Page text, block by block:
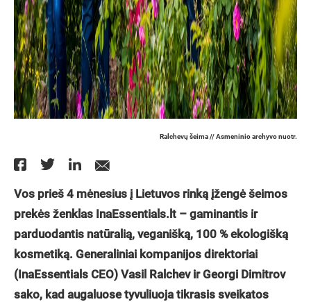
Ralchevų šeima // Asmeninio archyvo nuotr.
Vos prieš 4 mėnesius į Lietuvos rinką įžengė šeimos
prekės ženklas InaEssentials.lt – gaminantis ir
parduodantis natūralią, veganišką, 100 % ekologišką
kosmetiką. Generaliniai kompanijos direktoriai
(InaEssentials CEO) Vasil Ralchev ir Georgi Dimitrov
sako, kad augaluose tyvuliuoja tikrasis sveikatos